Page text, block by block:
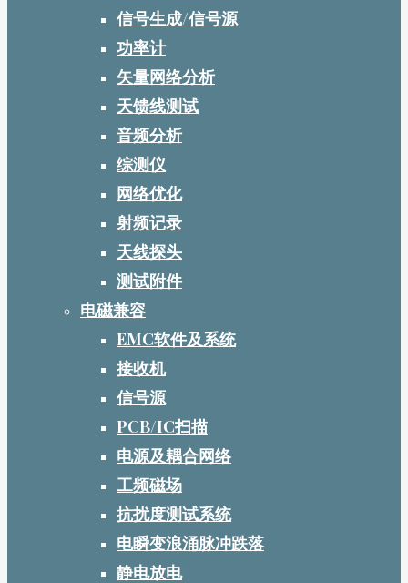
信号生成/信号源
功率计
矢量网络分析
天馈线测试
音频分析
综测仪
网络优化
射频记录
天线探头
测试附件
电磁兼容
EMC软件及系统
接收机
信号源
PCB/IC扫描
电源及耦合网络
工频磁场
抗扰度测试系统
电瞬变浪涌脉冲跌落
静电放电